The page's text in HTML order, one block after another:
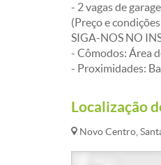
- 2 vagas de
(Preço e
SIGA-NOS NO
- Cômodos: Área
- Proximidades:
Localização
Novo Centro,